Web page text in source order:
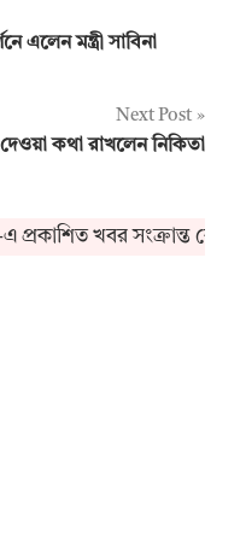
এলেন মন্ত্রী সাবিনা
Next Post
কথা রাখলেন নিকিতা
খবর সংক্রান্ত